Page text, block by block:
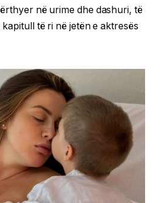
në urime dhe dashuri, të
të ri në jetën e aktresës